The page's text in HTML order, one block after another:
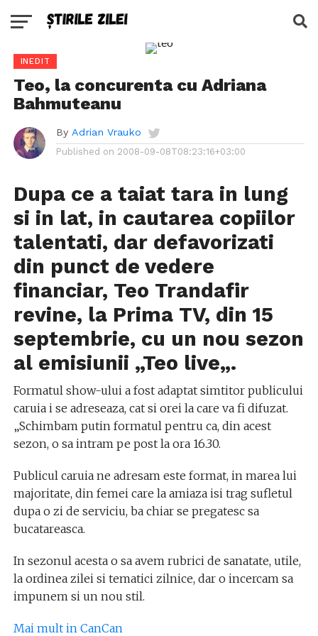
INEDIT
Teo, la concurenta cu Adriana
Bahmuteanu
By Adrian Vrauko
Published on 2008-09-08T08:23:16+03:00
Dupa ce a taiat tara in lung
si in lat, in cautarea copiilor
talentati, dar defavorizati
din punct de vedere
financiar, Teo Trandafir
revine, la Prima TV, din 15
septembrie, cu un nou sezon
al emisiunii „Teo live„.
Formatul show-ului a fost adaptat simtitor publicului
caruia i se adreseaza, cat si orei la care va fi difuzat.
„Schimbam putin formatul pentru ca, din acest
sezon, o sa intram pe post la ora 16.30.
Publicul caruia ne adresam este format, in marea lui
majoritate,din femei care la amiaza isi trag sufletul
dupa o zi de serviciu, ba chiar se pregatesc sa
bucatareasca.
In sezonul acesta o sa avem rubrici de sanatate, utile,
la ordinea zilei si tematici zilnice, dar o incercam sa
impunem si un nou stil.
Mai mult in CanCan